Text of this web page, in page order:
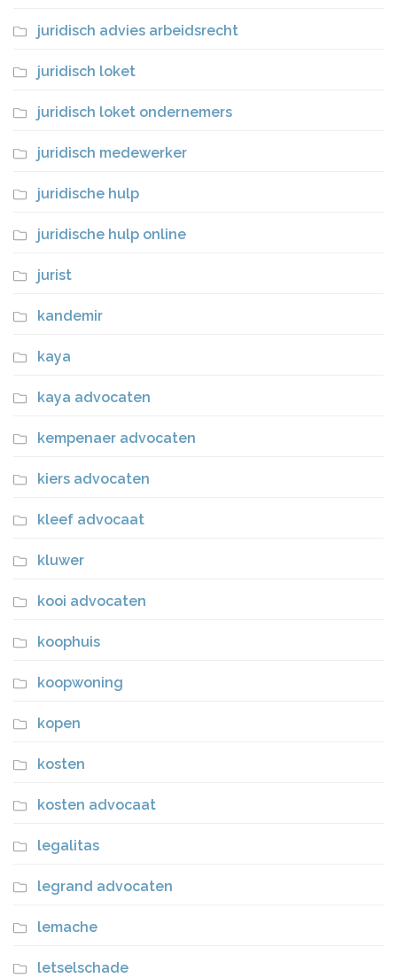
juridisch advies arbeidsrecht
juridisch loket
juridisch loket ondernemers
juridisch medewerker
juridische hulp
juridische hulp online
jurist
kandemir
kaya
kaya advocaten
kempenaer advocaten
kiers advocaten
kleef advocaat
kluwer
kooi advocaten
koophuis
koopwoning
kopen
kosten
kosten advocaat
legalitas
legrand advocaten
lemache
letselschade